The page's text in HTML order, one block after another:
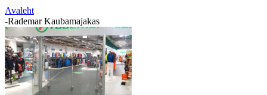
Avaleht
-Rademar Kaubamajakas